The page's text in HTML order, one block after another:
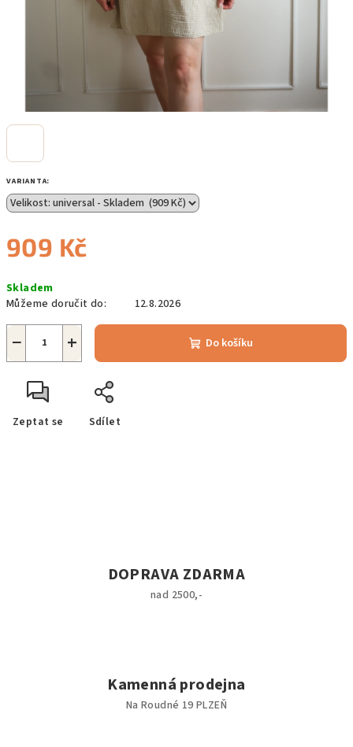
VARIANTA:
909 Kč
cena:
Skladem
Můžeme doručit do:
12.8.2026
+
− Do košíku
Zeptat se Sdílet
DOPRAVA ZDARMA
nad 2500,-
Kamenná prodejna
Na Roudné 19 PLZEŇ